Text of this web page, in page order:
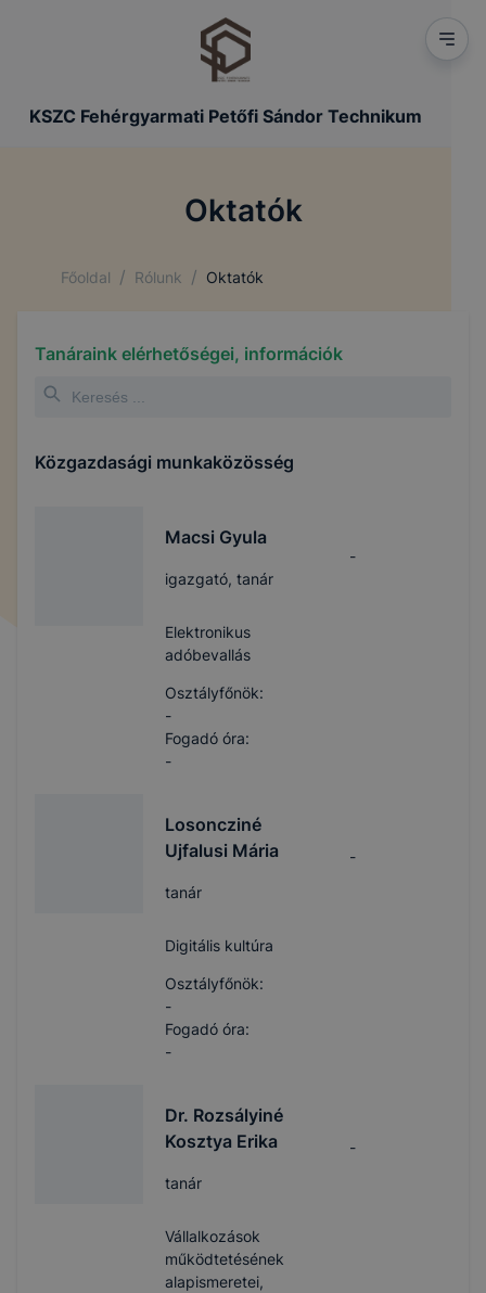
KSZC Fehérgyarmati Petőfi Sándor Technikum
Oktatók
Főoldal / Rólunk / Oktatók
Tanáraink elérhetőségei, információk
Közgazdasági munkaközösség
Macsi Gyula
igazgató, tanár
Elektronikus
adóbevallás
-
Osztályfőnök:
-
Fogadó óra:
-
Losoncziné
Ujfalusi Mária
tanár
Digitális kultúra
-
Osztályfőnök:
-
Fogadó óra:
-
Dr. Rozsályiné
Kosztya Erika
tanár
Vállalkozások
működtetésének
alapismeretei,
-